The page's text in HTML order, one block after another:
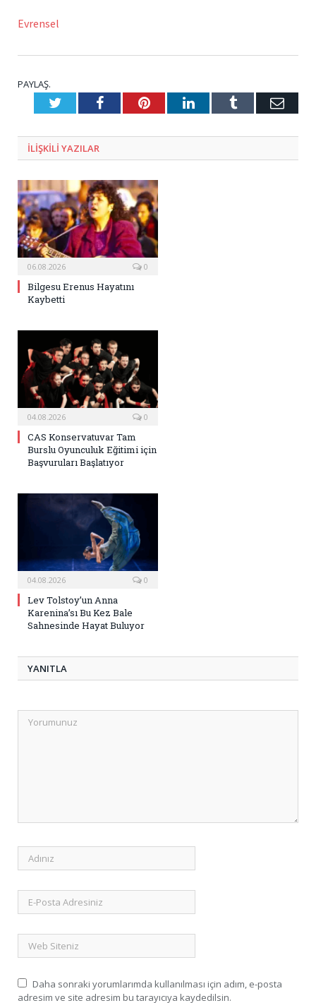
Evrensel
PAYLAŞ.
TwitterFacebookPinterestLinkedInTumblr E-
ILIŞKILI YAZILAR
06.08.2026 0
Bilgesu Erenus Hayatını
Kaybetti
04.08.2026 0
CAS Konservatuvar Tam
Burslu Oyunculuk Eğitimi için
Başvuruları Başlatıyor
04.08.2026 0
Lev Tolstoy’un Anna
Karenina’sı Bu Kez Bale
Sahnesinde Hayat Buluyor
YANITLA
Daha sonraki yorumlarımda kullanılması için adım, e-posta
adresim ve site adresim bu tarayıcıya kaydedilsin.